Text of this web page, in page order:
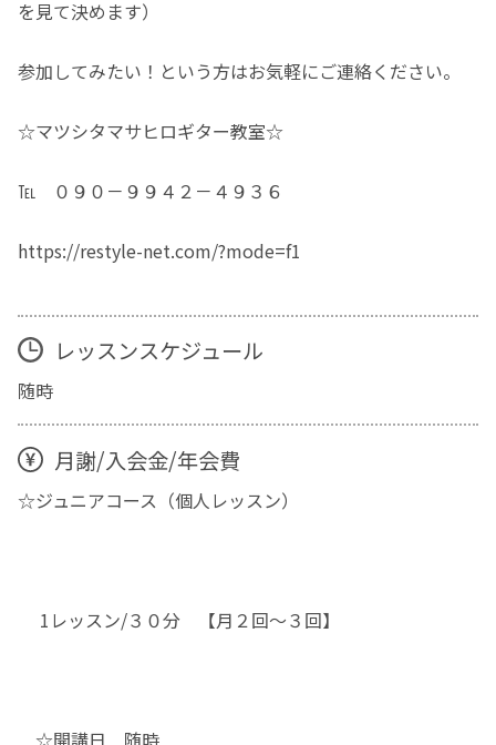
を見て決めます）
参加してみたい！という方はお気軽にご連絡ください。
☆マツシタマサヒロギター教室☆
℡ ０９０－９９４２－４９３６
https://restyle-net.com/?mode=f1
レッスンスケジュール
随時
月謝/入会金/年会費
☆ジュニアコース（個人レッスン）
1レッスン/３０分 【月２回～３回】
☆開講日 随時